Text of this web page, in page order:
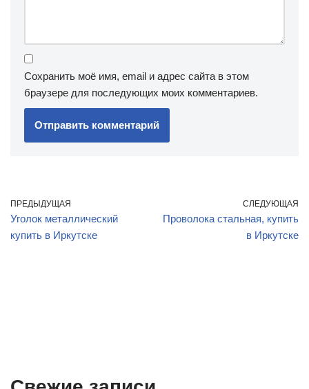
Сохранить моё имя, email и адрес сайта в этом
браузере для последующих моих комментариев.
ПРЕДЫДУЩАЯ
Уголок металлический
купить в Иркутске
СЛЕДУЮЩАЯ
Проволока стальная, купить
в Иркутске